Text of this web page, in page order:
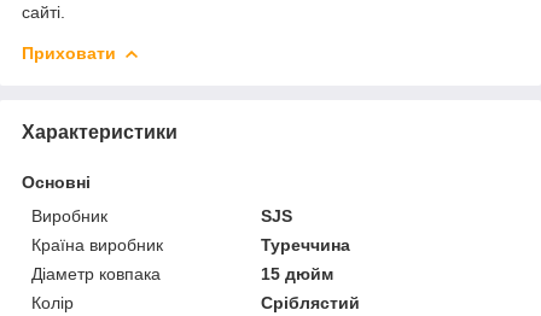
сайті.
Приховати
Характеристики
Основні
Виробник
SJS
Країна виробник
Туреччина
Діаметр ковпака
15 дюйм
Колір
Сріблястий